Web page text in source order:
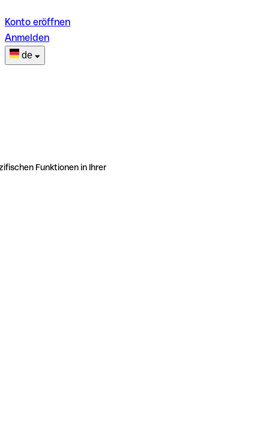
Konto eröffnen
Anmelden
de
Funktionen in Ihrer